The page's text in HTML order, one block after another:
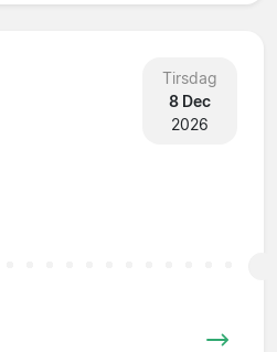
Tirsdag
8 Dec
2026